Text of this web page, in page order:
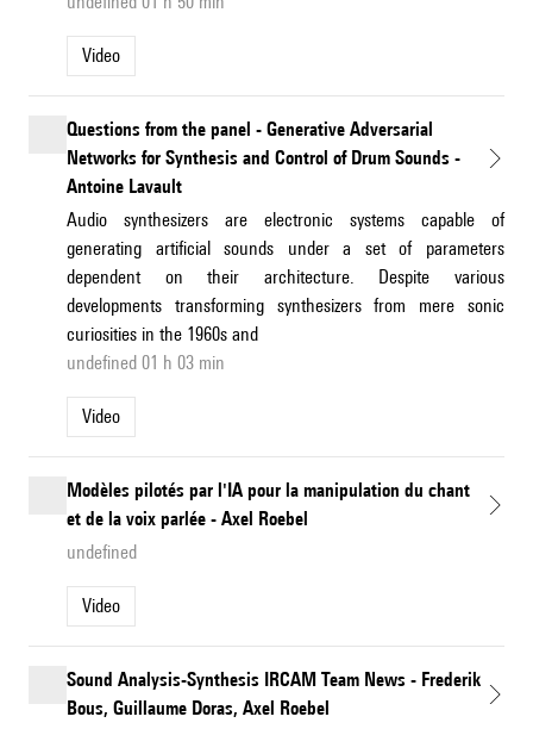
Video
Questions from the panel - Generative Adversarial
Networks for Synthesis and Control of Drum Sounds -
Antoine Lavault
Audio synthesizers are electronic systems capable of
generating artificial sounds under a set of parameters
dependent on their architecture. Despite various
developments transforming synthesizers from mere sonic
curiosities in the 1960s and
undefined 01 h 03 min
Video
Modèles pilotés par l'IA pour la manipulation du chant
et de la voix parlée - Axel Roebel
undefined
Video
Sound Analysis-Synthesis IRCAM Team News - Frederik
Bous, Guillaume Doras, Axel Roebel